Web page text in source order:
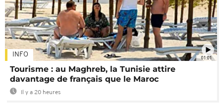
01:01
INFO
Tourisme : au Maghreb, la Tunisie attire
davantage de français que le Maroc
Il y a 20 heures